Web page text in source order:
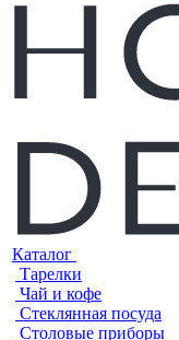
Каталог
Тарелки
Чай и кофе
Стеклянная посуда
Столовые приборы